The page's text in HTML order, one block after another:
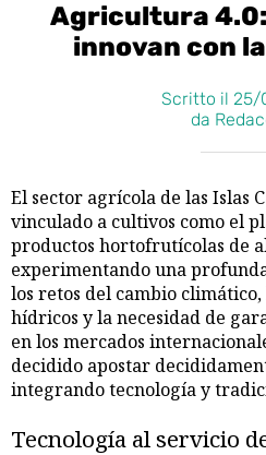
Agricultura
innovan con
Scritto il 25/
da
El sector agrícola de las Islas
vinculado a cultivos como el
productos hortofrutícolas de
experimentando una
los retos del cambio climático,
hídricos y la necesidad de
en los mercados
decidido apostar
integrando tecnología y
Tecnología al servicio